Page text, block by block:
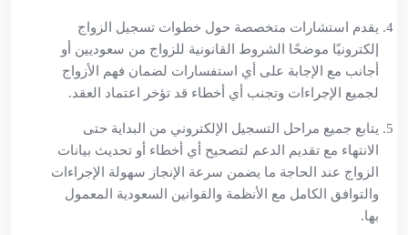
يقدم استشارات متخصصة حول خطوات تسجيل الزواج
إلكترونيًا موضحًا الشروط القانونية للزواج من سعوديين أو
أجانب مع الإجابة على أي استفسارات لضمان فهم الأزواج
لجميع الإجراءات وتجنب أي أخطاء قد تؤخر اعتماد العقد.
يتابع جميع مراحل التسجيل الإلكتروني من البداية حتى
الانتهاء مع تقديم الدعم لتصحيح أي أخطاء أو تحديث بيانات
الزواج عند الحاجة ما يضمن سرعة الإنجاز سهولة الإجراءات
والتوافق الكامل مع الأنظمة والقوانين السعودية المعمول
بها.